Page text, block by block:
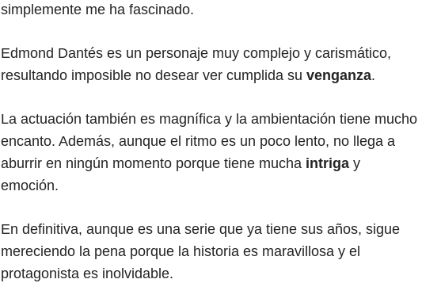
simplemente me ha fascinado.
Edmond Dantés es un personaje muy complejo y carismático,
resultando imposible no desear ver cumplida su venganza.
La actuación también es magnífica y la ambientación tiene mucho
encanto. Además, aunque el ritmo es un poco lento, no llega a
aburrir en ningún momento porque tiene mucha intriga y
emoción.
En definitiva, aunque es una serie que ya tiene sus años, sigue
mereciendo la pena porque la historia es maravillosa y el
protagonista es inolvidable.